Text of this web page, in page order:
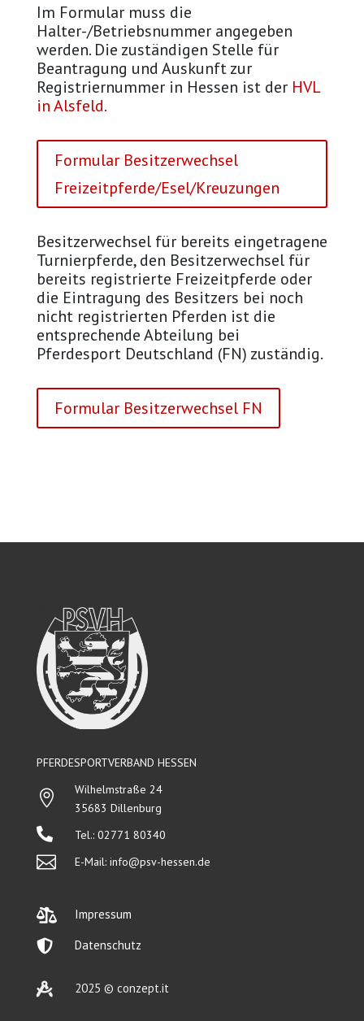
Im Formular muss die
Halter-/Betriebsnummer angegeben
werden. Die zuständigen Stelle für
Beantragung und Auskunft zur
Registriernummer in Hessen ist der HVL
in Alsfeld.
Formular Besitzerwechsel
Freizeitpferde/Esel/Kreuzungen
Besitzerwechsel für bereits eingetragene
Turnierpferde, den Besitzerwechsel für
bereits registrierte Freizeitpferde oder
die Eintragung des Besitzers bei noch
nicht registrierten Pferden ist die
entsprechende Abteilung bei
Pferdesport Deutschland (FN) zuständig.
Formular Besitzerwechsel FN
PFERDESPORTVERBAND HESSEN

Wilhelmstraße 24
35683 Dillenburg
 Tel.: 02771 80340
 E-Mail: info@psv-hessen.de
 Impressum
 Datenschutz
 2025 © conzept.it